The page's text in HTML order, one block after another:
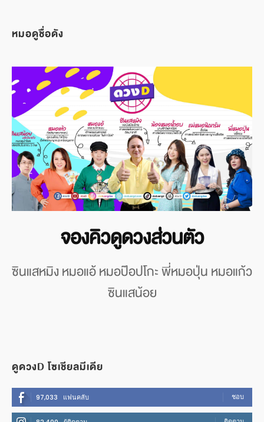
หมอดูชื่อดัง
จองคิวดูดวงส่วนตัว
ซินแสหมิง หมอแอ้ หมอป๊อปโกะ พี่หมอปุ่น หมอแก้ว
ซินแสน้อย
ดูดวงD โซเชียลมีเดีย
97,033 แฟนคลับ ชอบ